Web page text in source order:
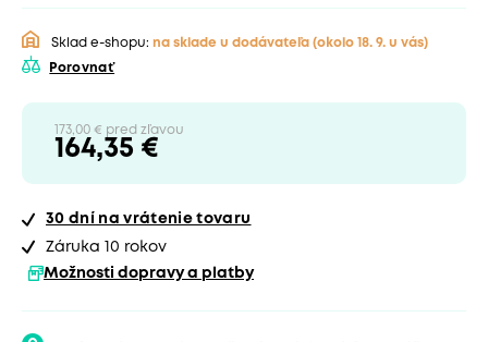
Sklad e-shopu: na sklade u dodávateľa (okolo 18. 9. u vás)
Porovnať
173,00 € pred zľavou
164,35 €
30 dní na vrátenie tovaru
Záruka 10 rokov
Možnosti dopravy a platby